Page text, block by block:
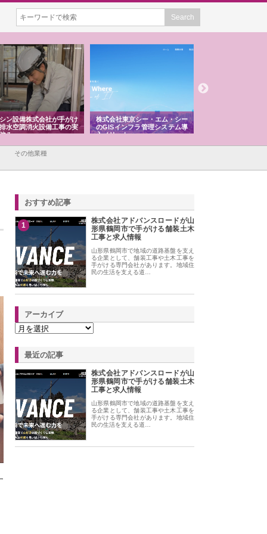
ン設備株式会社が手がけ
水空調消火設備工事の実
み
株式会社東京シー・エム・シー
のGISインフラ管理システム導
入メリット
その他業種
おすすめ記事
1
株式会社アドバンスロードが山
形県鶴岡市で手がける舗装土木
工事と求人情報
山形県鶴岡市で地域の道路基盤を支え
る企業として、舗装工事や土木工事を
手がける専門会社があります。地域住
民の生活を支える道…
アーカイブ
最近の記事
株式会社アドバンスロードが山
形県鶴岡市で手がける舗装土木
工事と求人情報
山形県鶴岡市で地域の道路基盤を支え
る企業として、舗装工事や土木工事を
手がける専門会社があります。地域住
民の生活を支える道…